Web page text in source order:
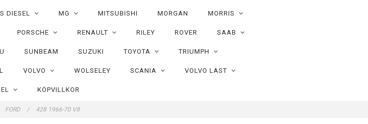
DIESEL MG MITSUBISHI MORGAN MORRIS
PORSCHE RENAULT RILEY ROVER SAAB
SUNBEAM SUZUKI TOYOTA TRIUMPH
VOLVO WOLSELEY SCANIA VOLVO LAST
KÖPVILLKOR
FORD / 428 1966-70 V8